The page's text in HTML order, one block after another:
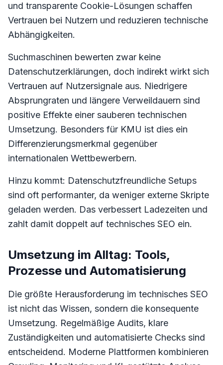
und transparente Cookie-Lösungen schaffen
Vertrauen bei Nutzern und reduzieren technische
Abhängigkeiten.
Suchmaschinen bewerten zwar keine
Datenschutzerklärungen, doch indirekt wirkt sich
Vertrauen auf Nutzersignale aus. Niedrigere
Absprungraten und längere Verweildauern sind
positive Effekte einer sauberen technischen
Umsetzung. Besonders für KMU ist dies ein
Differenzierungsmerkmal gegenüber
internationalen Wettbewerbern.
Hinzu kommt: Datenschutzfreundliche Setups
sind oft performanter, da weniger externe Skripte
geladen werden. Das verbessert Ladezeiten und
zahlt damit doppelt auf technisches SEO ein.
Umsetzung im Alltag: Tools,
Prozesse und Automatisierung
Die größte Herausforderung im technisches SEO
ist nicht das Wissen, sondern die konsequente
Umsetzung. Regelmäßige Audits, klare
Zuständigkeiten und automatisierte Checks sind
entscheidend. Moderne Plattformen kombinieren